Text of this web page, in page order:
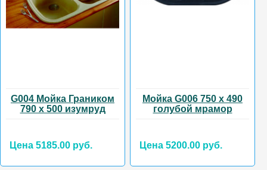
G004 Мойка Граником
790 х 500 изумруд
Цена 5185.00 руб.
Мойка G006 750 х 490
голубой мрамор
Цена 5200.00 руб.